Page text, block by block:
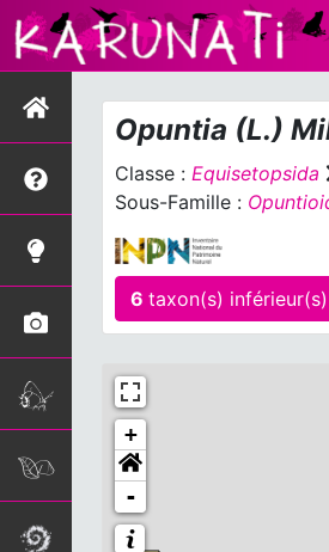
Opuntia (L.)
Classe : Equisetopsida
Sous-Famille :
6
+
-